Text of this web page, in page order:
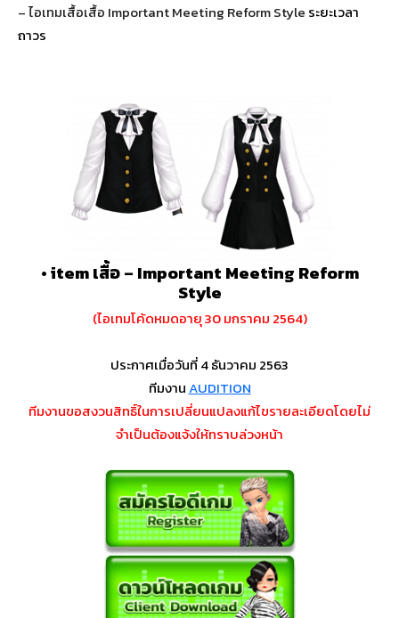
– ไอเทมเสื้อเสื้อ Important Meeting Reform Style ระยะเวลา
ถาวร
• item เสื้อ – Important Meeting Reform
Style
(ไอเทมโค้ดหมดอายุ 30 มกราคม 2564)
ประกาศเมื่อวันที่ 4 ธันวาคม 2563
ทีมงานAUDITION
ทีมงานขอสงวนสิทธิ์ในการเปลี่ยนแปลงแก้ไขรายละเอียดโดยไม่
จำเป็นต้องแจ้งให้ทราบล่วงหน้า